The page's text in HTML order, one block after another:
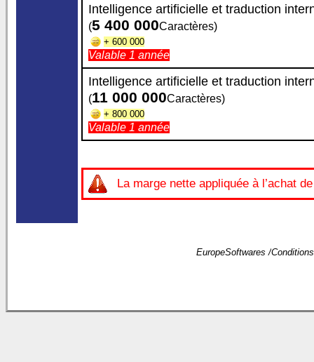
Intelligence artificielle et traduction
(5 400 000Caractères)
+ 600 000
Valable 1 année
Intelligence artificielle et traduction
(11 000 000Caractères)
+ 800 000
Valable 1 année
La marge nette appliquée à l’achat
EuropeSoftwares /